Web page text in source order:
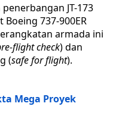
JT-173
737-900ER
armada ini
flight check) dan
(safe for flight).
Mega Proyek